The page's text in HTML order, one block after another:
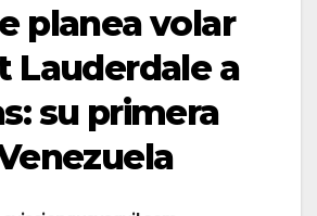
planea volar
Lauderdale a
su primera